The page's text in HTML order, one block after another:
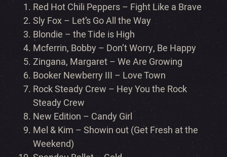
Red Hot Chili Peppers – Fight Like a Brave
Sly Fox – Let’s Go All the Way
Blondie – the Tide is High
Mcferrin, Bobby – Don’t Worry, Be Happy
Zingana, Margaret – We Are Growing
Booker Newberry III – Love Town
Rock Steady Crew – Hey You the Rock
Steady Crew
New Edition – Candy Girl
Mel & Kim – Showin out (Get Fresh at the
Weekend)